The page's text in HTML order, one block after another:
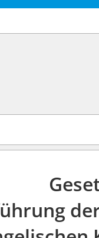
Pfarrer*, findet auch:
Logo Ev.